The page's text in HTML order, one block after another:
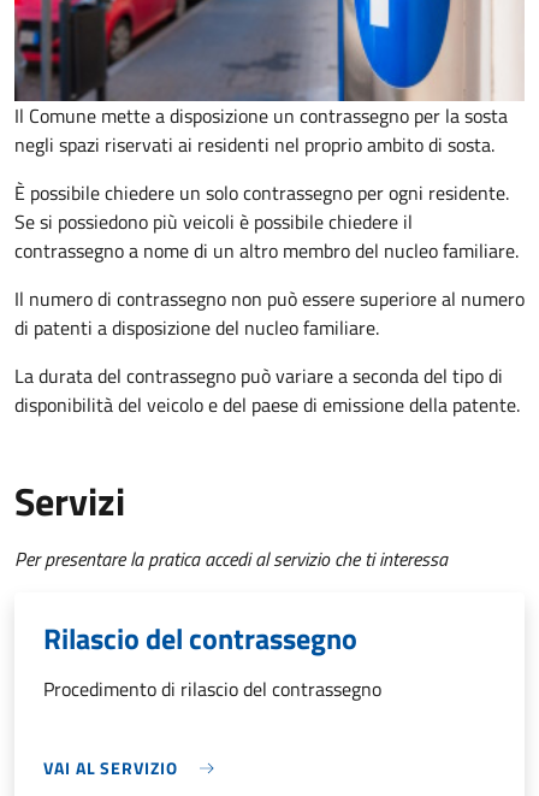
Il Comune mette a disposizione un contrassegno per la sosta
negli spazi riservati ai residenti nel proprio ambito di sosta.
È possibile chiedere un solo contrassegno per ogni residente.
Se si possiedono più veicoli è possibile chiedere il
contrassegno a nome di un altro membro del nucleo familiare.
Il numero di contrassegno non può essere superiore al numero
di patenti a disposizione del nucleo familiare.
La durata del contrassegno può variare a seconda del tipo di
disponibilità del veicolo e del paese di emissione della patente.
Servizi
Per presentare la pratica accedi al servizio che ti interessa
Rilascio del contrassegno
Procedimento di rilascio del contrassegno
VAI AL SERVIZIO